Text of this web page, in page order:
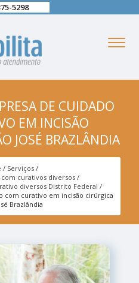
5298
DE CUIDADO
EM INCISÃO
JOSÉ BRAZLÂNDIA
Serviços
curativos diversos
diversos Distrito Federal
com curativo em incisão cirúrgica
Brazlândia